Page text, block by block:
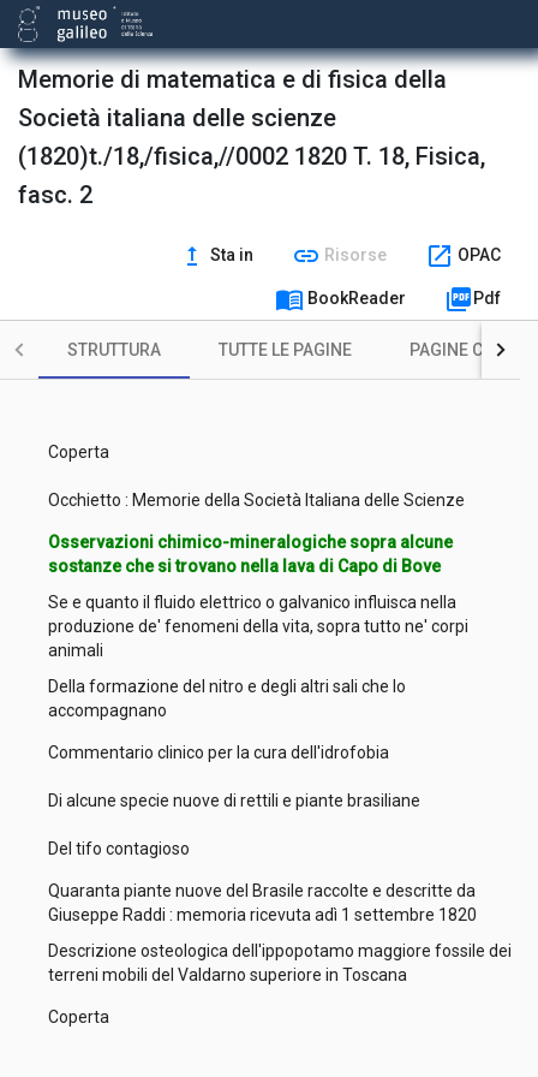
Memorie di matematica e di fisica della
Società italiana delle scienze
(1820)t./18,/fisica,//0002 1820 T. 18, Fisica,
fasc. 2
upgrade Sta in link Risorse open_in_new OPAC
menu_book BookReader picture_as_pdf Pdf
STRUTTURA TUTTE LE PAGINE PAGINE CON
Coperta
Occhietto : Memorie della Società Italiana delle Scienze
Osservazioni chimico-mineralogiche sopra alcune
sostanze che si trovano nella lava di Capo di Bove
Se e quanto il fluido elettrico o galvanico influisca nella
produzione de' fenomeni della vita, sopra tutto ne' corpi
animali
Della formazione del nitro e degli altri sali che lo
accompagnano
Commentario clinico per la cura dell'idrofobia
Di alcune specie nuove di rettili e piante brasiliane
Del tifo contagioso
Quaranta piante nuove del Brasile raccolte e descritte da
Giuseppe Raddi : memoria ricevuta adì 1 settembre 1820
Descrizione osteologica dell'ippopotamo maggiore fossile dei
terreni mobili del Valdarno superiore in Toscana
Coperta